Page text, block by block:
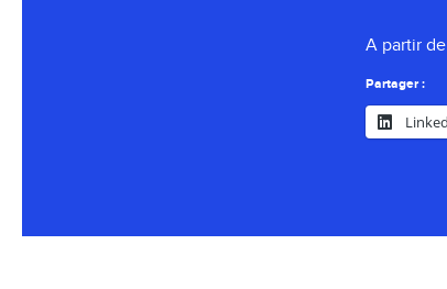
A partir
Partager :